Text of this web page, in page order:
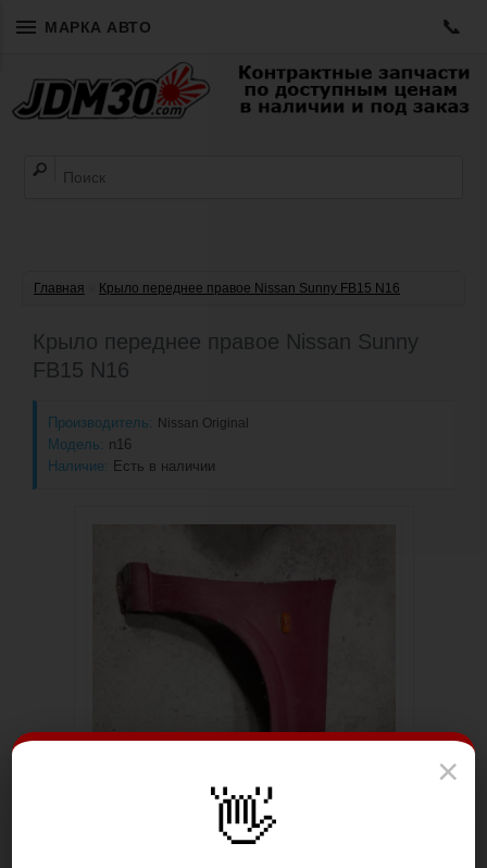
МАРКА АВТО 📞
×
👋
Главная Крыло переднее правое Nissan Sunny FB15 N16
Крыло переднее правое Nissan Sunny
FB15 N16
Производитель: Nissan Original
Модель: n16
Наличие: Есть в наличии